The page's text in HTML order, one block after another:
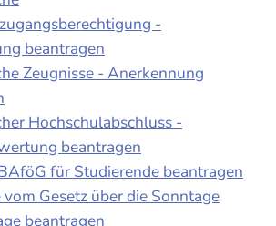
-
beantragen
Zeugnisse - Anerkennung
Hochschulabschluss -
beantragen
für Studierende beantragen
Gesetz über die Sonntage
beantragen